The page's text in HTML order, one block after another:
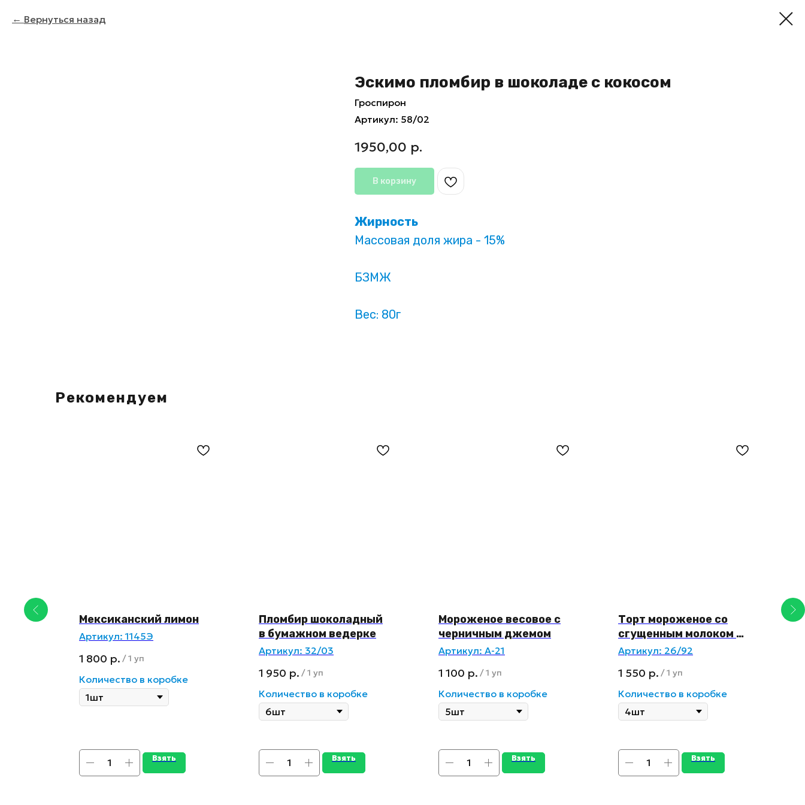
Вернуться назад
Эскимо пломбир в шоколаде с кокосом
Гроспирон
Артикул: 58/02
1950,00 р.
В корзину
Жирность
Массовая доля жира - 15%
БЗМЖ
Вес: 80г
Рекомендуем
Мексиканский лимон
Артикул:1145Э
1 800 р. /1 уп
Количество в коробке
Взять
Пломбир шоколадный
в бумажном ведерке
Артикул: 32/03
1 950 р. /1 уп
Количество в коробке
Взять
Мороженое весовое с
черничным джемом
Артикул: А-21
1 100 р. /1 уп
Количество в коробке
Взять
Торт мороженое со
сгущенным молоком и
кокосом
Артикул: 26/92
1 550 р. /1 уп
Количество в коробке
Взять